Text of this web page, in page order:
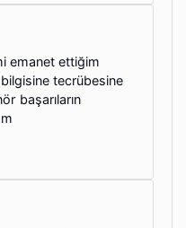
emanet ettiğim
tecrübesine
başarıların